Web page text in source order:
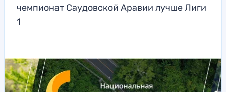
чемпионат Саудовской Аравии лучше Лиги
1